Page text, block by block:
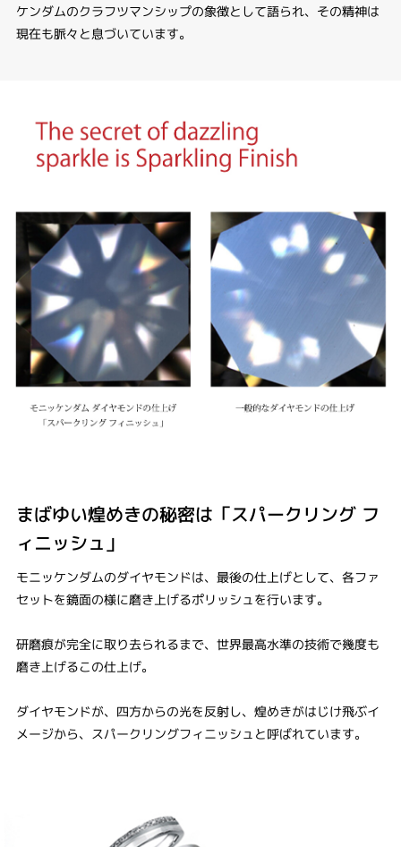
ケンダムのクラフツマンシップの象徴として語られ、その精神は
現在も脈々と息づいています。
まばゆい煌めきの秘密は「スパークリング フ
ィニッシュ」
モニッケンダムのダイヤモンドは、最後の仕上げとして、各ファ
セットを鏡面の様に磨き上げるポリッシュを行います。
研磨痕が完全に取り去られるまで、世界最高水準の技術で幾度も
磨き上げるこの仕上げ。
ダイヤモンドが、四方からの光を反射し、煌めきがはじけ飛ぶイ
メージから、スパークリングフィニッシュと呼ばれています。